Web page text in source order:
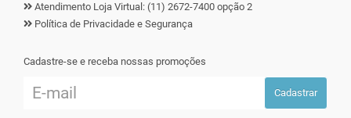
Atendimento Loja Virtual: (11) 2672-7400 opção 2
Política de Privacidade e Segurança
Cadastre-se e receba nossas promoções
Cadastrar